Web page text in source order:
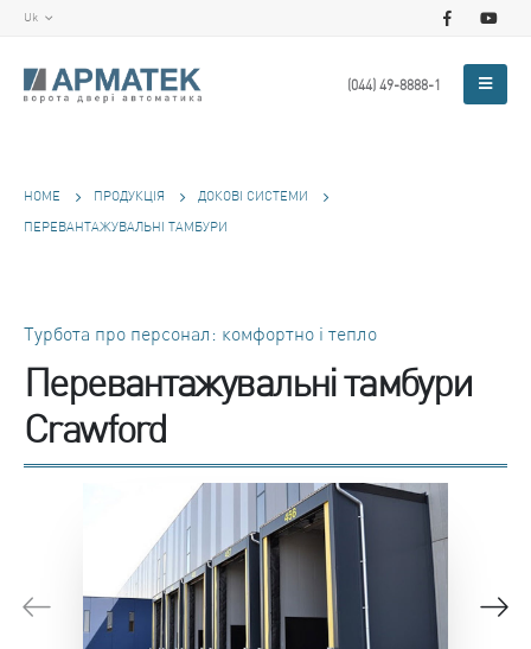
Uk
(044) 49-8888-1
HOME ПРОДУКЦІЯ
ДОКОВІ СИСТЕМИ
ПЕРЕВАНТАЖУВАЛЬНІ ТАМБУРИ
Турбота про персонал: комфортно і тепло
Перевантажувальні тамбури
Crawford